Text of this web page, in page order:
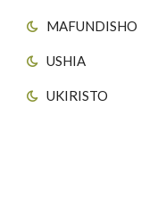
MAFUNDISHO
USHIA
UKIRISTO